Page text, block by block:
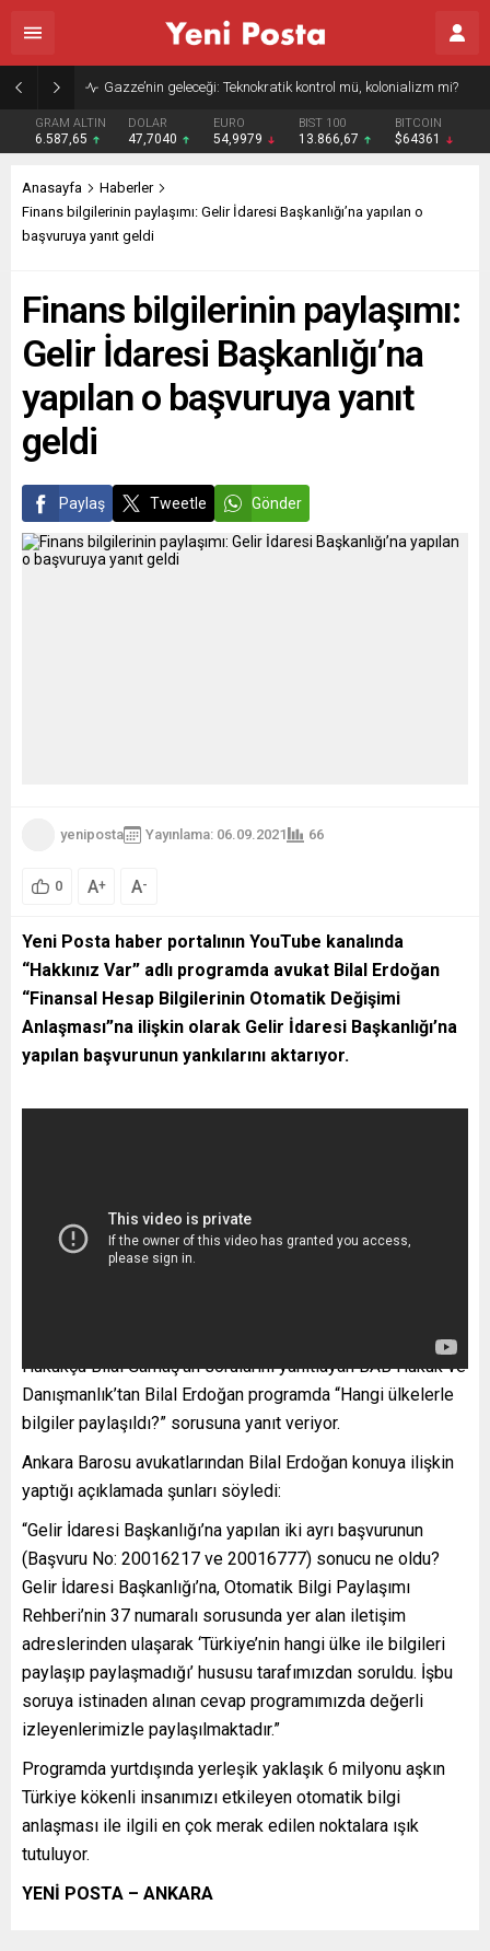
Gazze’nin geleceği: Teknokratik kontrol mü, kolonializm mi?
GRAM ALTIN
6.587,65
DOLAR
47,7040
EURO
54,9979
BIST 100
13.866,67
BITCOIN
$64361
Anasayfa
Haberler
Finans bilgilerinin paylaşımı: Gelir İdaresi Başkanlığı’na yapılan o
başvuruya yanıt geldi
Finans bilgilerinin paylaşımı:
Gelir İdaresi Başkanlığı’na
yapılan o başvuruya yanıt
geldi
Paylaş Tweetle Gönder
yeniposta Yayınlama: 06.09.2021 66
0 A+ A-
Yeni Posta haber portalının YouTube kanalında
“Hakkınız Var” adlı programda avukat Bilal Erdoğan
“Finansal Hesap Bilgilerinin Otomatik Değişimi
Anlaşması”na ilişkin olarak Gelir İdaresi Başkanlığı’na
yapılan başvurunun yankılarını aktarıyor.
Hukukçu Bilal Gümüş’ün sorularını yanıtlayan BAB Hukuk ve
Danışmanlık’tan Bilal Erdoğan programda “Hangi ülkelerle
bilgiler paylaşıldı?” sorusuna yanıt veriyor.
Ankara Barosu avukatlarından Bilal Erdoğan konuya ilişkin
yaptığı açıklamada şunları söyledi:
“Gelir İdaresi Başkanlığı’na yapılan iki ayrı başvurunun
(Başvuru No: 20016217 ve 20016777) sonucu ne oldu?
Gelir İdaresi Başkanlığı’na, Otomatik Bilgi Paylaşımı
Rehberi’nin 37 numaralı sorusunda yer alan iletişim
adreslerinden ulaşarak ‘Türkiye’nin hangi ülke ile bilgileri
paylaşıp paylaşmadığı’ hususu tarafımızdan soruldu. İşbu
soruya istinaden alınan cevap programımızda değerli
izleyenlerimizle paylaşılmaktadır.”
Programda yurtdışında yerleşik yaklaşık 6 milyonu aşkın
Türkiye kökenli insanımızı etkileyen otomatik bilgi
anlaşması ile ilgili en çok merak edilen noktalara ışık
tutuluyor.
YENİ POSTA – ANKARA